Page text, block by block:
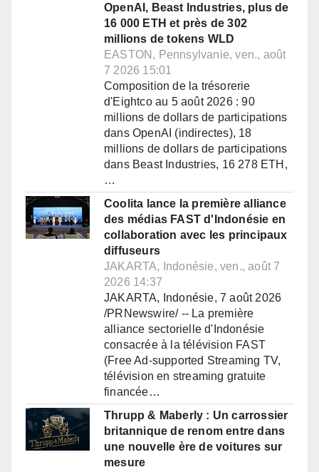
OpenAI, Beast Industries, plus de
16 000 ETH et près de 302
millions de tokens WLD
EASTON, Pennsylvanie, ven., août
7 2026 15:01
Composition de la trésorerie
d'Eightco au 5 août 2026 : 90
millions de dollars de participations
dans OpenAI (indirectes), 18
millions de dollars de participations
dans Beast Industries, 16 278 ETH,
…
Coolita lance la première alliance
des médias FAST d'Indonésie en
collaboration avec les principaux
diffuseurs
JAKARTA, Indonésie, ven., août 7
2026 14:37
JAKARTA, Indonésie, 7 août 2026
/PRNewswire/ -- La première
alliance sectorielle d'Indonésie
consacrée à la télévision FAST
(Free Ad-supported Streaming TV,
télévision en streaming gratuite
financée…
Thrupp & Maberly : Un carrossier
britannique de renom entre dans
une nouvelle ère de voitures sur
mesure